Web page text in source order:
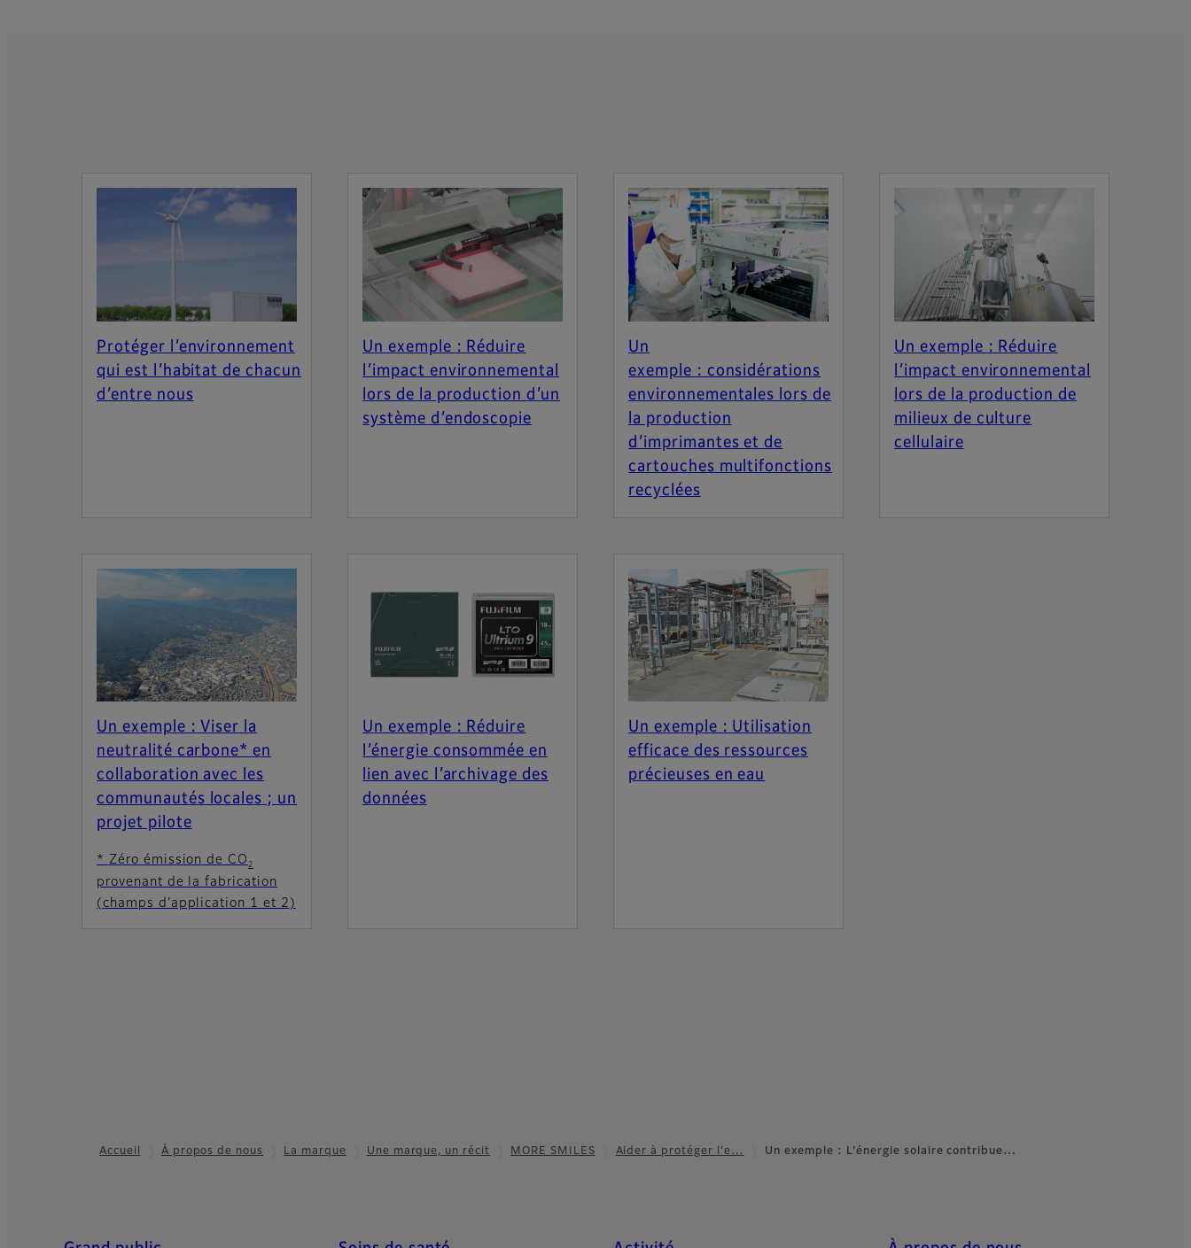
Protéger l’environnement
qui est l’habitat de chacun
d’entre nous
Un exemple : Réduire
l’impact environnemental
lors de la production d’un
système d’endoscopie
Un
exemple : considérations
environnementales lors de
la production
d’imprimantes et de
cartouches multifonctions
recyclées
Un exemple : Réduire
l’impact environnemental
lors de la production de
milieux de culture
cellulaire
Un exemple : Viser la
neutralité carbone* en
collaboration avec les
communautés locales ; un
projet pilote
* Zéro émission de CO 2
provenant de la fabrication
(champs d’application 1 et 2)
Un exemple : Réduire
l’énergie consommée en
lien avec l’archivage des
données
Un exemple : Utilisation
efficace des ressources
précieuses en eau
Accueil À propos de nous La marque Une marque, un récit MORE SMILES Aider à protéger l’e… Un exemple : L'énergie solaire contribue…